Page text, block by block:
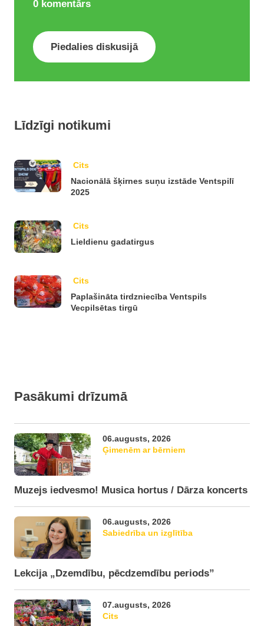
0 komentārs
Piedalies diskusijā
Līdzīgi notikumi
Cits
Nacionālā šķirnes suņu izstāde Ventspilī
2025
Cits
Lieldienu gadatirgus
Cits
Paplašināta tirdzniecība Ventspils
Vecpilsētas tirgū
Pasākumi drīzumā
06.augusts, 2026
Ģimenēm ar bērniem
Muzejs iedvesmo! Musica hortus / Dārza koncerts
06.augusts, 2026
Sabiedrība un izglītība
Lekcija „Dzemdību, pēcdzemdību periods”
07.augusts, 2026
Cits